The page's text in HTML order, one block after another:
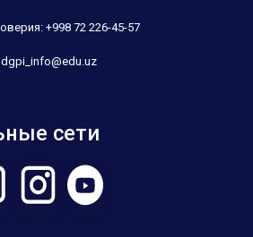
+998 72 226-45-57
сети